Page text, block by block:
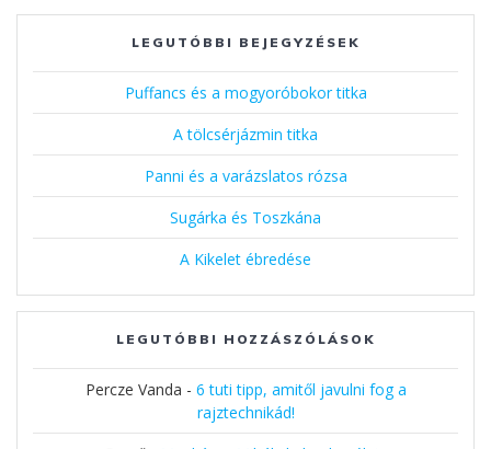
LEGUTÓBBI BEJEGYZÉSEK
Puffancs és a mogyoróbokor titka
A tölcsérjázmin titka
Panni és a varázslatos rózsa
Sugárka és Toszkána
A Kikelet ébredése
LEGUTÓBBI HOZZÁSZÓLÁSOK
Percze Vanda - 6 tuti tipp, amitől javulni fog a
rajztechnikád!